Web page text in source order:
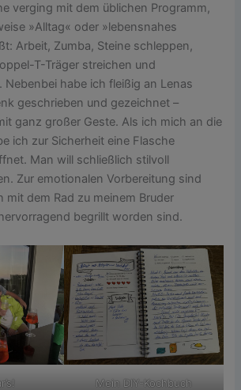
verging mit dem üblichen Programm,
»Alltag« oder »lebensnahes
Arbeit, Zumba, Steine schleppen,
T-Träger streichen und
Nebenbei habe ich fleißig an Lenas
geschrieben und gezeichnet –
ganz großer Geste. Als ich mich an die
ich zur Sicherheit eine Flasche
Man will schließlich stilvoll
Zur emotionalen Vorbereitung sind
mit dem Rad zu meinem Bruder
begrillt worden sind.
Mein DIY-Kochbuch